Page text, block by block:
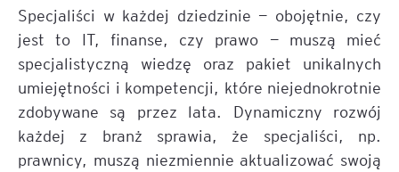
Specjaliści w każdej dziedzinie — obojętnie, czy
jest to IT, finanse, czy prawo — muszą mieć
specjalistyczną wiedzę oraz pakiet unikalnych
umiejętności i kompetencji, które niejednokrotnie
zdobywane są przez lata. Dynamiczny rozwój
każdej z branż sprawia, że specjaliści, np.
prawnicy, muszą niezmiennie aktualizować swoją